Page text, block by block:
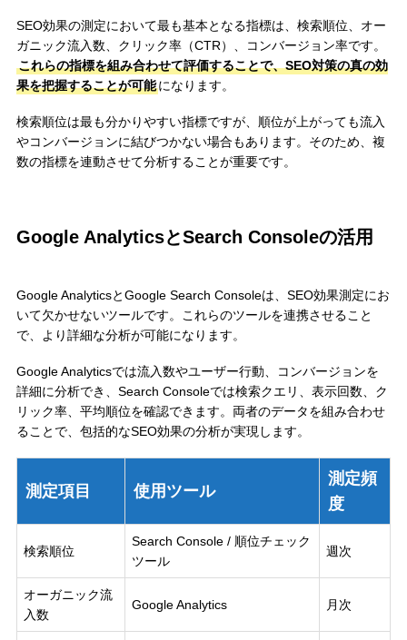
SEO効果の測定において最も基本となる指標は、検索順位、オー
ガニック流入数、クリック率（CTR）、コンバージョン率です。
これらの指標を組み合わせて評価することで、SEO対策の真の効
果を把握することが可能になります。
検索順位は最も分かりやすい指標ですが、順位が上がっても流入
やコンバージョンに結びつかない場合もあります。そのため、複
数の指標を連動させて分析することが重要です。
Google AnalyticsとSearch Consoleの活用
Google AnalyticsとGoogle Search Consoleは、SEO効果測定にお
いて欠かせないツールです。これらのツールを連携させること
で、より詳細な分析が可能になります。
Google Analyticsでは流入数やユーザー行動、コンバージョンを
詳細に分析でき、Search Consoleでは検索クエリ、表示回数、ク
リック率、平均順位を確認できます。両者のデータを組み合わせ
ることで、包括的なSEO効果の分析が実現します。
測定項目 使用ツール
測定頻
度
検索順位
Search Console / 順位チェック
ツール
週次
オーガニック流
入数
Google Analytics 月次